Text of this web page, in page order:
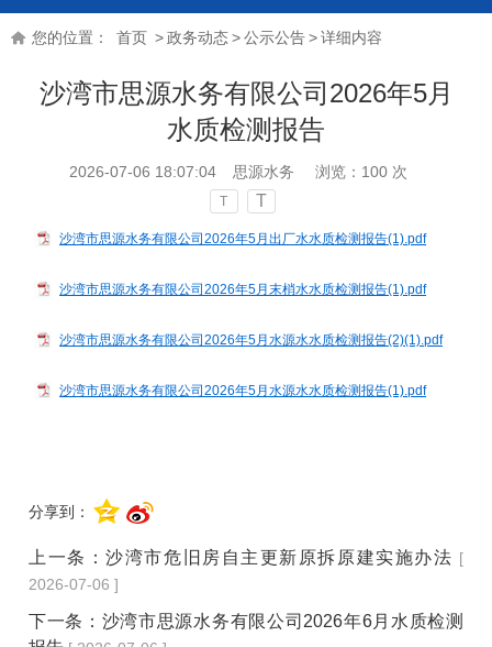
您的位置： 首页 >政务动态>公示公告>详细内容
沙湾市思源水务有限公司2026年5月
水质检测报告
2026-07-06 18:07:04 思源水务 浏览： 100次
T T
沙湾市思源水务有限公司2026年5月出厂水水质检测报告(1).pdf
沙湾市思源水务有限公司2026年5月末梢水水质检测报告(1).pdf
沙湾市思源水务有限公司2026年5月水源水水质检测报告(2)(1).pdf
沙湾市思源水务有限公司2026年5月水源水水质检测报告(1).pdf
分享到：
上一条：沙湾市危旧房自主更新原拆原建实施办法 [
2026-07-06 ]
下一条： 沙湾市思源水务有限公司2026年6月水质检测